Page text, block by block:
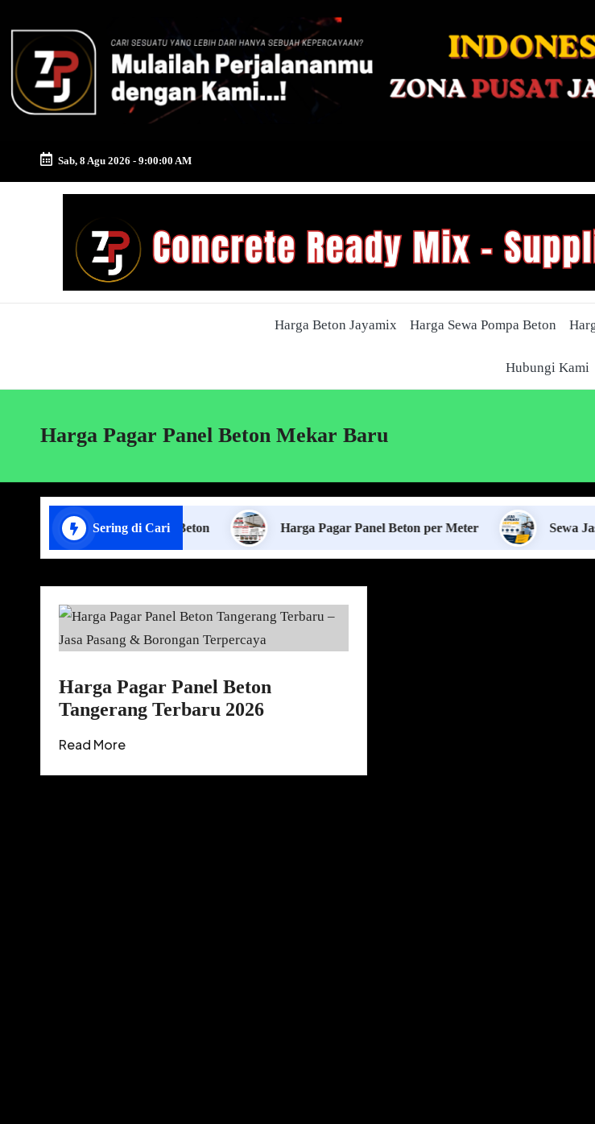
content
Sab, 8 Agu 2026 - 9:00:01 AM
Harga Beton Jayamix Harga Sewa Pompa Beton
Hubungi Kami
Harga Pagar Panel Beton Mekar Baru
Sering di Cari
Pagar Panel Beton Harga Pagar Panel Beton per Meter Sewa Jasa
Harga Pagar Panel Beton
Tangerang Terbaru 2026
Read More